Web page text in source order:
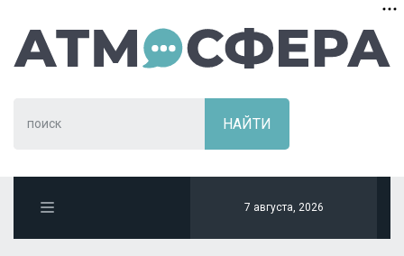
7 августа, 2026